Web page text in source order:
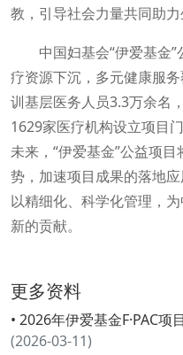
教，引导社会力量共同助力
中国妇基会“伊爱基金
疗资源下沉，多元健康服
训基层医务人员3.3万余名
1629家医疗机构设立项目
未来，“伊爱基金”公益项
势，加速项目成果的落地
以精细化、科学化管理，
新的贡献。
更多资料
• 2026年伊爱基金F·PAC
(2026-03-11)